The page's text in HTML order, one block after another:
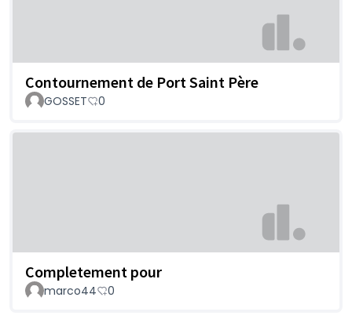
Contournement de Port Saint Père
GOSSET 0
Completement pour
marco44 0